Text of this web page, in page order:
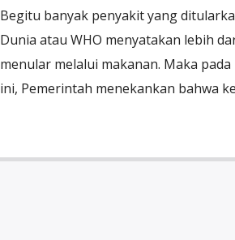
Begitu banyak penyakit yang
Dunia atau WHO menyatakan lebih
menular melalui makanan. Maka
ini, Pemerintah menekankan bahwa